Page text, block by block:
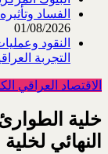
الفساد
01/08/2026
النقود
التجربة
الاقتصاد العراقي
خلية الطوارئ
النهائي